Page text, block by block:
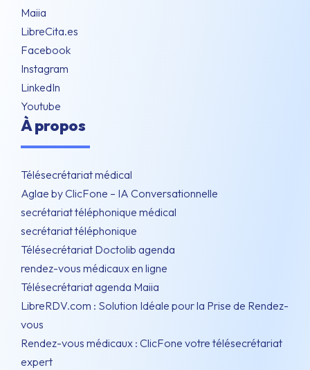
Maiia
LibreCita.es
Facebook
Instagram
LinkedIn
Youtube
À propos
Télésecrétariat médical
Aglae by ClicFone – IA Conversationnelle
secrétariat téléphonique médical
secrétariat téléphonique
Télésecrétariat Doctolib agenda
rendez-vous médicaux en ligne
Télésecrétariat agenda Maiia
LibreRDV.com : Solution Idéale pour la Prise de Rendez-
vous
Rendez-vous médicaux : ClicFone votre télésecrétariat
expert